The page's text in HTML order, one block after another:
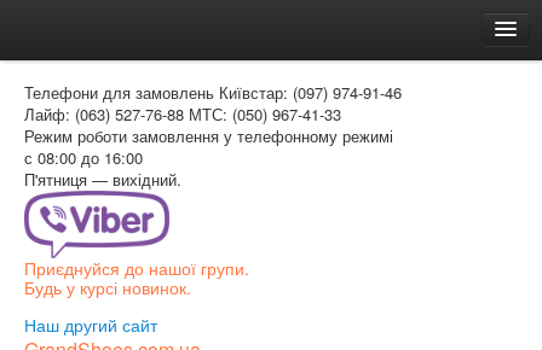
Доставка и оплата
Как заказать
Контакти
Таблиця розмірів
Вхід для покупця
Телефони для замовлень Київстар: (097) 974-91-46
Лайф: (063) 527-76-88 МТС: (050) 967-41-33
Режим роботи замовлення у телефонному режимі
с 08:00 до 16:00
П'ятниця — вихідний.
Приєднуйся до нашої групи.
Будь у курсі новинок.
Наш другий сайт